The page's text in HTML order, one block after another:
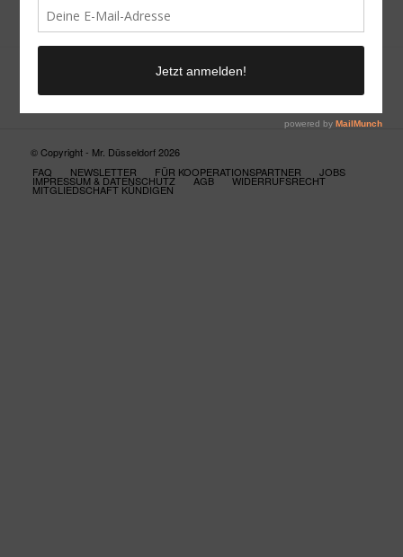
© Copyright - Mr. Düsseldorf 2026
FAQ
NEWSLETTER FÜR KOOPERATIONSPARTNER JOBS
IMPRESSUM & DATENSCHUTZ AGB WIDERRUFSRECHT
MITGLIEDSCHAFT KÜNDIGEN